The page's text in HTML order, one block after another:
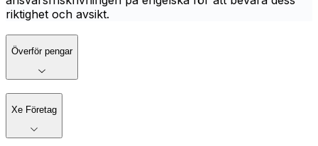
riktighet och avsikt.
Överför pengar
Xe Företag